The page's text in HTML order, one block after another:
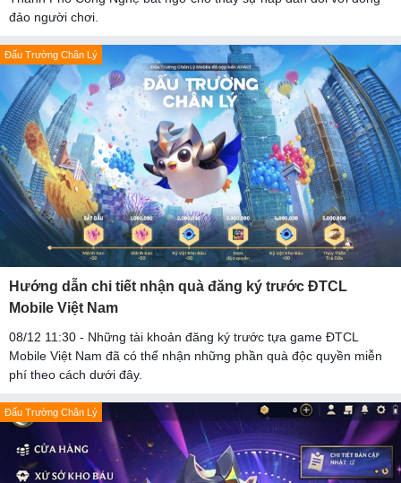
đảo người chơi.
Đấu Trường Chân Lý
Hướng dẫn chi tiết nhận quà đăng ký trước ĐTCL
Mobile Việt Nam
08/12 11:30 - Những tài khoản đăng ký trước tựa game ĐTCL
Mobile Việt Nam đã có thể nhận những phần quà độc quyền miễn
phí theo cách dưới đây.
Đấu Trường Chân Lý